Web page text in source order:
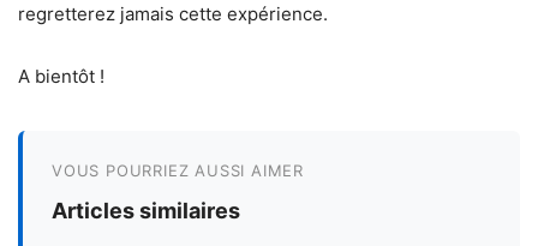
regretterez jamais cette expérience.
A bientôt !
VOUS POURRIEZ AUSSI AIMER
Articles similaires